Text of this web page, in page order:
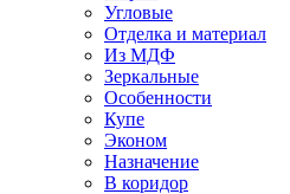
Угловые
Отделка и материал
Из МДФ
Зеркальные
Особенности
Купе
Эконом
Назначение
В коридор